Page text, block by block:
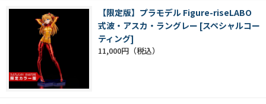
【限定版】プラモデル Figure-riseLABO
式波・アスカ・ラングレー [スペシャルコー
ティング]
11,000円